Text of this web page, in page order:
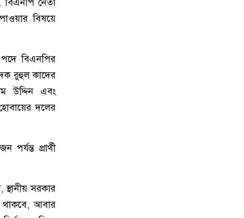
বিষয়ে
পদে বিএনপির
রুহুল কাদের
উদ্দিন এবং
দলের
প্রার্থী
সরকার
থাকবে, আবার